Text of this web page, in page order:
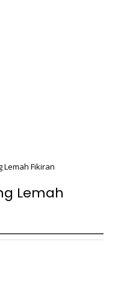
Lemah Fikiran
Lemah